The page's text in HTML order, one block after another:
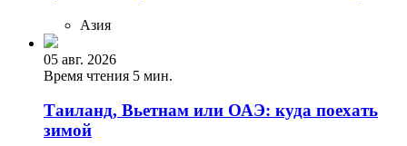
Азия
05 авг. 2026
Время чтения 5 мин.
Таиланд, Вьетнам или ОАЭ: куда поехать
зимой